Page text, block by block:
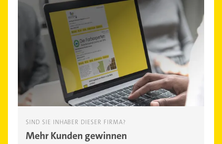
SIND SIE INHABER DIESER FIRMA?
Mehr Kunden gewinnen